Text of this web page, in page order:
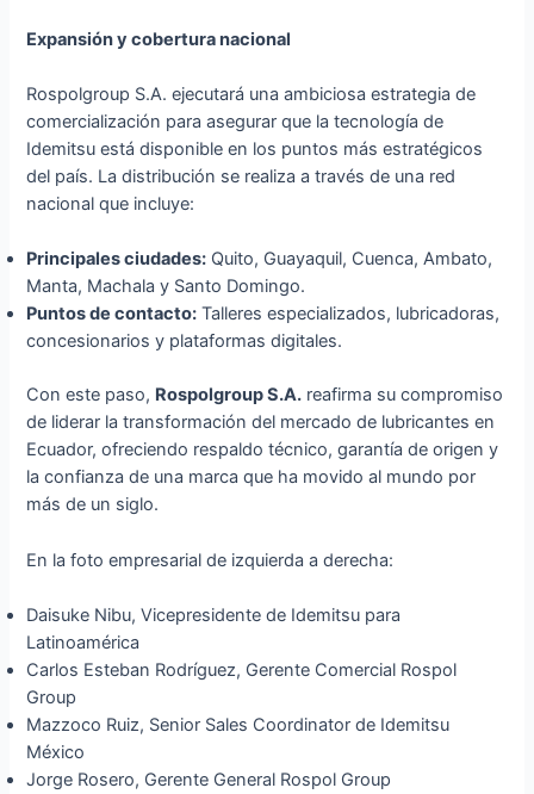
Expansión y cobertura nacional
Rospolgroup S.A. ejecutará una ambiciosa estrategia de
comercialización para asegurar que la tecnología de
Idemitsu está disponible en los puntos más estratégicos
del país. La distribución se realiza a través de una red
nacional que incluye:
Principales ciudades: Quito, Guayaquil, Cuenca, Ambato,
Manta, Machala y Santo Domingo.
Puntos de contacto: Talleres especializados, lubricadoras,
concesionarios y plataformas digitales.
Con este paso, Rospolgroup S.A. reafirma su compromiso
de liderar la transformación del mercado de lubricantes en
Ecuador, ofreciendo respaldo técnico, garantía de origen y
la confianza de una marca que ha movido al mundo por
más de un siglo.
En la foto empresarial de izquierda a derecha:
Daisuke Nibu, Vicepresidente de Idemitsu para
Latinoamérica
Carlos Esteban Rodríguez, Gerente Comercial Rospol
Group
Mazzoco Ruiz, Senior Sales Coordinator de Idemitsu
México
Jorge Rosero, Gerente General Rospol Group